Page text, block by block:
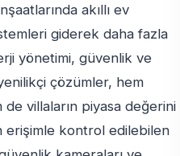
akıllı ev
giderek daha fazla
yönetimi, güvenlik ve
çözümler, hem
de villaların piyasa değerini
erişimle kontrol edilebilen